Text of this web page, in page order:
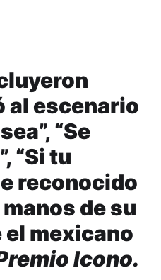
al escenario
“Se
“Si tu
reconocido
de su
el mexicano
Icono.